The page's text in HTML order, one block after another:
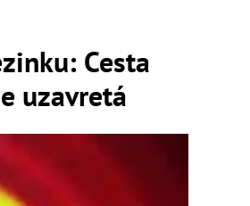
Cesta
uzavretá